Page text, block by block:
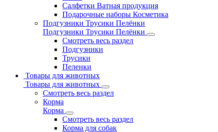
Салфетки Ватная продукция
Подарочные наборы Косметика
Подгузники Трусики Пелёнки
Подгузники Трусики Пелёнки
Смотреть весь раздел
Подгузники
Трусики
Пеленки
Товары для животных
Товары для животных
Смотреть весь раздел
Корма
Корма
Смотреть весь раздел
Корма для собак